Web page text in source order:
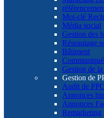
Mot-clé
Média social
Gestion des
Réseautage
Bâtiment
Gestion de
Gestion de
Audit de PPC
Annonces
Annonces
Remarketing